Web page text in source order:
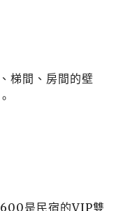
梯間、房間的壁
是民宿的VIP雙